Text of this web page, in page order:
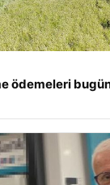
ödemeleri